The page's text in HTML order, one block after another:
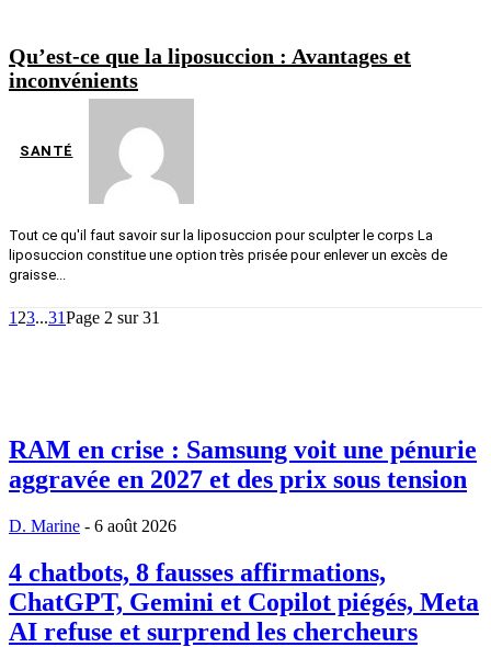
Qu’est-ce que la liposuccion : Avantages et
inconvénients
SANTÉ
Tout ce qu'il faut savoir sur la liposuccion pour sculpter le corps La
liposuccion constitue une option très prisée pour enlever un excès de
graisse...
1 23...31Page 2 sur 31
RAM en crise : Samsung voit une pénurie
aggravée en 2027 et des prix sous tension
D. Marine - 6 août 2026
4 chatbots, 8 fausses affirmations,
ChatGPT, Gemini et Copilot piégés, Meta
AI refuse et surprend les chercheurs